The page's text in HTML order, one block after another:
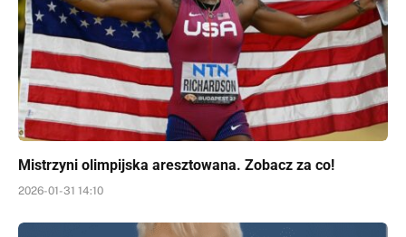
Mistrzyni olimpijska aresztowana. Zobacz za co!
2026-01-31 14:10